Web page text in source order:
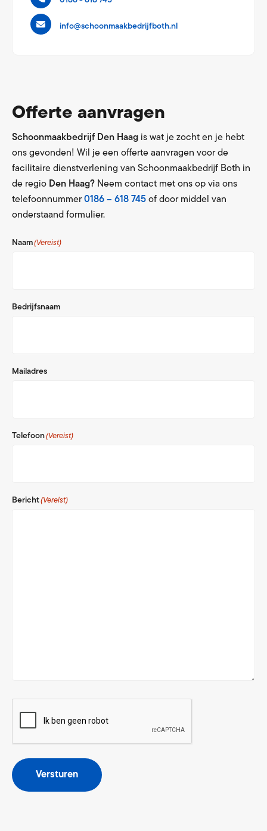
info@schoonmaakbedrijfboth.nl
Offerte aanvragen
Schoonmaakbedrijf Den Haag is wat je zocht en je hebt
ons gevonden! Wil je een offerte aanvragen voor de
facilitaire dienstverlening van Schoonmaakbedrijf Both in
de regio Den Haag? Neem contact met ons op via ons
telefoonnummer0186 – 618 745 of door middel van
onderstaand formulier.
Naam(Vereist)
Bedrijfsnaam
Mailadres
Telefoon(Vereist)
Bericht(Vereist)
Versturen